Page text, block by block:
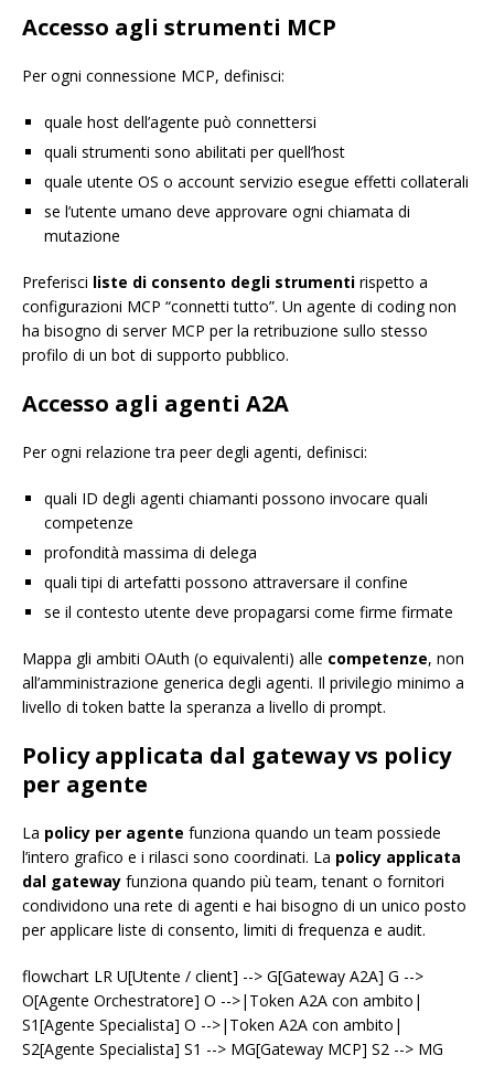
Accesso agli strumenti MCP
Per ogni connessione MCP, definisci:
quale host dell’agente può connettersi
quali strumenti sono abilitati per quell’host
quale utente OS o account servizio esegue effetti collaterali
se l’utente umano deve approvare ogni chiamata di
mutazione
Preferisci liste di consento degli strumenti rispetto a
configurazioni MCP “connetti tutto”. Un agente di coding non
ha bisogno di server MCP per la retribuzione sullo stesso
profilo di un bot di supporto pubblico.
Accesso agli agenti A2A
Per ogni relazione tra peer degli agenti, definisci:
quali ID degli agenti chiamanti possono invocare quali
competenze
profondità massima di delega
quali tipi di artefatti possono attraversare il confine
se il contesto utente deve propagarsi come firme firmate
Mappa gli ambiti OAuth (o equivalenti) alle competenze, non
all’amministrazione generica degli agenti. Il privilegio minimo a
livello di token batte la speranza a livello di prompt.
Policy applicata dal gateway vs policy
per agente
La policy per agente funziona quando un team possiede
l’intero grafico e i rilasci sono coordinati. La policy applicata
dal gateway funziona quando più team, tenant o fornitori
condividono una rete di agenti e hai bisogno di un unico posto
per applicare liste di consento, limiti di frequenza e audit.
flowchart LR U[Utente / client] --> G[Gateway A2A] G -->
O[Agente Orchestratore] O -->|Token A2A con ambito|
S1[Agente Specialista] O -->|Token A2A con ambito|
S2[Agente Specialista] S1 --> MG[Gateway MCP] S2 --> MG